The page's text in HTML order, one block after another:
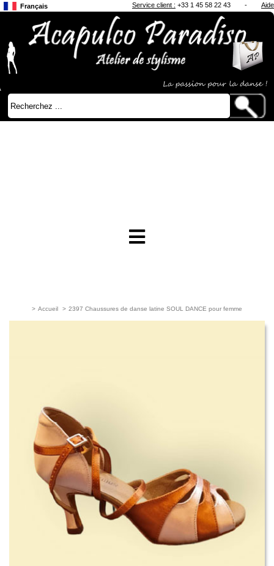
Français
Japonais
Service client : +33 1 45 58 22 43 - Aide
> Accueil > 2397 Chaussures de danse latine SOUL DANCE pour femme